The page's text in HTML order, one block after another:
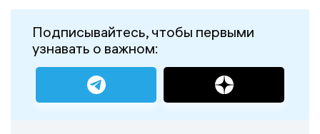
Подписывайтесь, чтобы первыми
узнавать о важном: